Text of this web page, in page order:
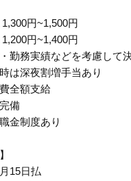
円~1,500円
円~1,400円
勤務実績などを考慮して
は深夜割増手当あり
全額支給
備
金制度あり
15日払